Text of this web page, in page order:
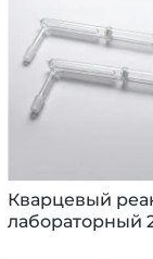
Кварцевый
лабораторный